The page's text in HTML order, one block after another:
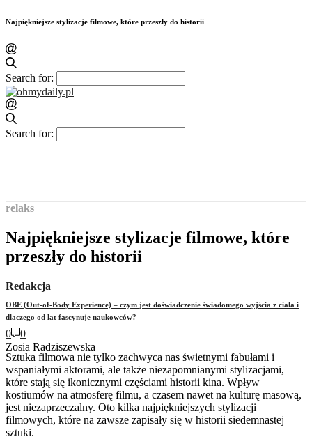
Najpiękniejsze stylizacje filmowe, które przeszły do historii
Search for:
Search for:
OBE (Out-of-Body Experience) – czym jest doświadczenie świadomego wyjścia z ciała i
dlaczego od lat fascynuje naukowców?
Zosia Radziszewska
relaks
Najpiękniejsze stylizacje filmowe, które
przeszły do historii
Redakcja
0
0
Sztuka filmowa nie tylko zachwyca nas świetnymi fabułami i
wspaniałymi aktorami, ale także niezapomnianymi stylizacjami,
które stają się ikonicznymi częściami historii kina. Wpływ
kostiumów na atmosferę filmu, a czasem nawet na kulturę masową,
jest niezaprzeczalny. Oto kilka najpiękniejszych stylizacji
filmowych, które na zawsze zapisały się w historii siedemnastej
sztuki.